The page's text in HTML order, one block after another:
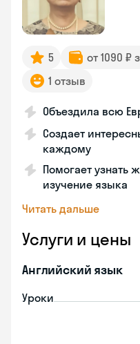
5 от 1090 ₽
1 отзыв
Объездила всю
Создает
каждому
Помогает узнать
изучение языка
Читать дальше
Услуги и цены
Английский язык
Уроки